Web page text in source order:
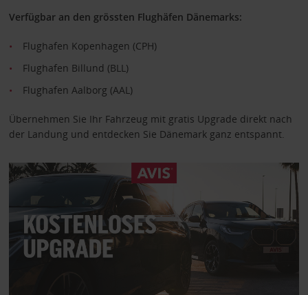
Verfügbar an den grössten Flughäfen Dänemarks:
Flughafen Kopenhagen (CPH)
Flughafen Billund (BLL)
Flughafen Aalborg (AAL)
Übernehmen Sie Ihr Fahrzeug mit gratis Upgrade direkt nach
der Landung und entdecken Sie Dänemark ganz entspannt.